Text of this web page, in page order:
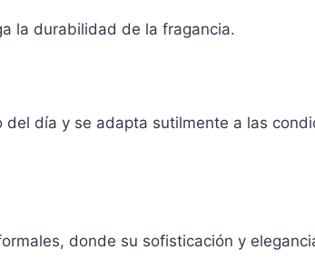
la durabilidad de la fragancia.
día y se adapta sutilmente a las
donde su sofisticación y